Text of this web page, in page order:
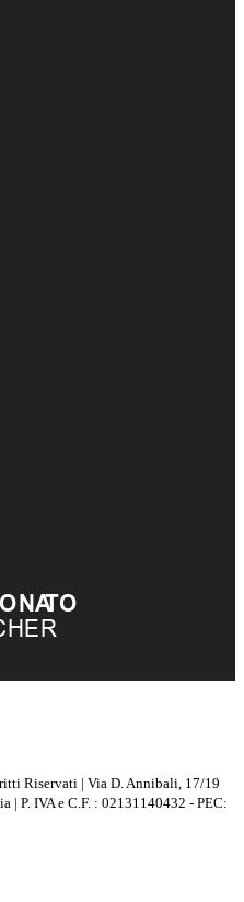
Riservati | Via D. Annibali, 17/19
P. IVA e C.F. : 02131140432 - PEC: